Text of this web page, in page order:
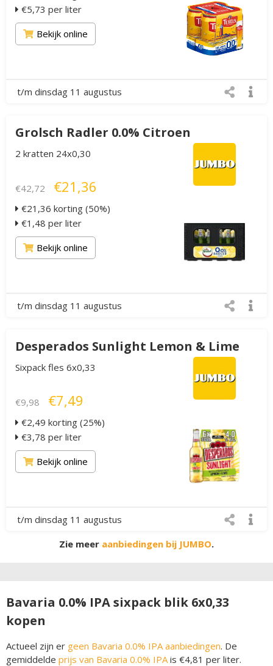
€5,73 per liter
Bekijk online
t/m dinsdag 11 augustus
Grolsch Radler 0.0% Citroen
2 kratten 24x0,30
€42,72 €21,36
€21,36 korting (50%)
€1,48 per liter
Bekijk online
t/m dinsdag 11 augustus
Desperados Sunlight Lemon & Lime
Sixpack fles 6x0,33
€9,98 €7,49
€2,49 korting (25%)
€3,78 per liter
Bekijk online
t/m dinsdag 11 augustus
Zie meer aanbiedingen bij JUMBO.
Bavaria 0.0% IPA sixpack blik 6x0,33
kopen
Actueel zijn er geen Bavaria 0.0% IPA aanbiedingen. De
gemiddelde prijs van Bavaria 0.0% IPAis €4,81 per liter.